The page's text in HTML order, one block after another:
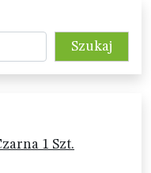
Szukaj
1 Szt.